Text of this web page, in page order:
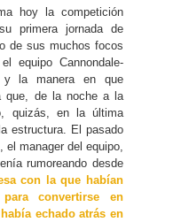
hoy la competición
primera jornada de
de sus muchos focos
equipo Cannondale-
y la manera en que
que, de la noche a la
quizás, en la última
estructura. El pasado
el manager del equipo,
rumoreando desde
con la que habían
convertirse en
echado atrás en